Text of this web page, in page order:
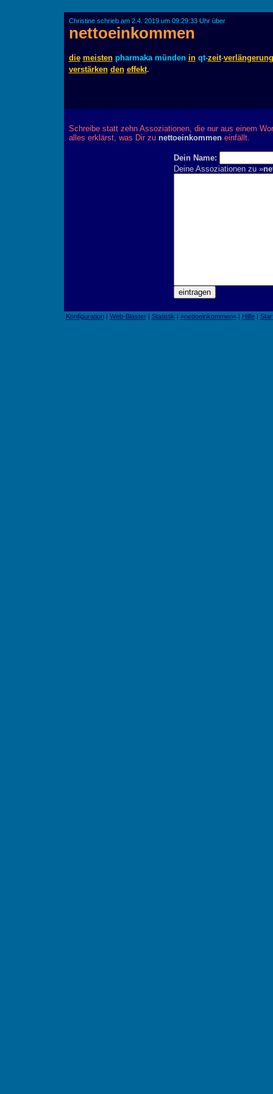
Christine schrieb am 2.4. 2019 um 09:29:33 Uhr über
nettoeinkommen
die meistenpharmaka münden inqt-zeit-verlängerung
verstärken den effekt.
Schreibe statt zehn Assoziationen, die nur aus einem
alles erklärst, was Dir zu nettoeinkommeneinfällt.
Dein Name:
Deine Assoziationen zu »
Konfiguration| Web-Blaster| Statistik | »nettoeinkommen«| Hilfe|